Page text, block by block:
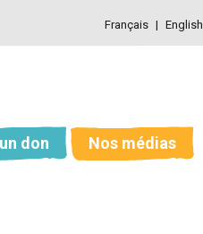
Français English
don Nos médias